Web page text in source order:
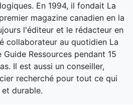
En 1994, il fondait La
magazine canadien en la
l'éditeur et le rédacteur en
collaborateur au quotidien La
Ressources pendant 15
Il est aussi un conseiller,
recherché pour tout ce qui
durable.